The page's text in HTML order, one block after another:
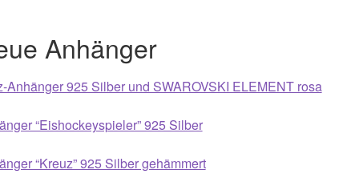
Anhänger
Anhänger 925 Silber und SWAROVSKI ELEMENT rosa
“Eishockeyspieler” 925 Silber
“Kreuz” 925 Silber gehämmert